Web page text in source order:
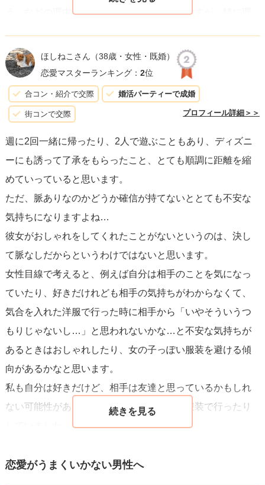
う」などの理由をつけて何かを選ぶと思いますが、特に理
い」と乗り気でなければおしゃれにはあまり興味がないタ
イプなのかもしれません。
もしおしゃれに興味がないタイプだとしても、あなたが
「かわいい」など容姿をほめていくと「かわいいと思われ
続けたい」と少しずつおしゃれに興味を持つきっかけにな
ると思います。
今の段階でおしゃれかどうかを気にしているという事は、
きっとお相手が気になったきっかけは内面にあるのではな
いでしよわうか？とても素敵な方なのだと思います。
せっかく良い出会いをしたのに「もっとおしゃれをしてほ
しい」とストレートに伝えてしまうのは逆効果になりなね
ないので、慎重にお相手の考えを汲み取っていってみてく
ださい。
応援しています。
ほしねこさん （38歳・女性・既婚）
恋愛マスターランキング： 2位
合コン・紹介で交際 婚活パーティーで成婚
街コンで交際 プロフィール詳細＞＞
週に2回一緒に帰ったり、2人で遊ぶこともあり、ディズニ
ーにも誘って了承をもらったこと、とても順調に距離を縮
めていっていると思います。
ただ、脈ありなのかどうか確信が持てないととても不安な
気持ちになりますよね…
彼女がおしゃれをしてくれたことがないというのは、決し
て脈なしだからというわけではないと思います。
女性目線で考えると、例えば自分は相手のことを気になっ
ていたり、好きだけれども相手の気持ちがわからなくて、
気合を入れた洋服で行った時に相手から「いやそういうつ
もりじゃないし…」と思われないかな…と不安な気持ちが
あるときはおしゃれしたり、女の子っぽい服装を避ける傾
向があるかなと思います。
私も自分は好きだけど、相手は友達と思っているかもしれ
ない可能性があるときは、ボーイッシュな服装で行ったり
それよりも相手が自分と一緒にいて楽しんでいるか、笑顔
恋愛がうまくいかない男性へ